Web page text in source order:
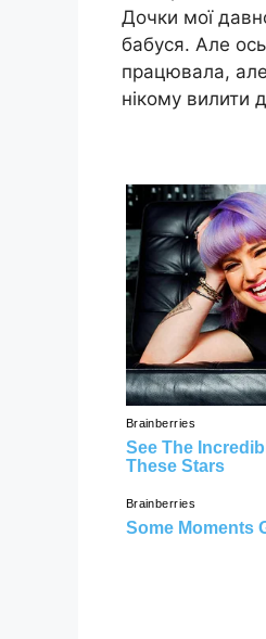
Дочки мої
бабуся. Але
працювала, але
нікому вилити